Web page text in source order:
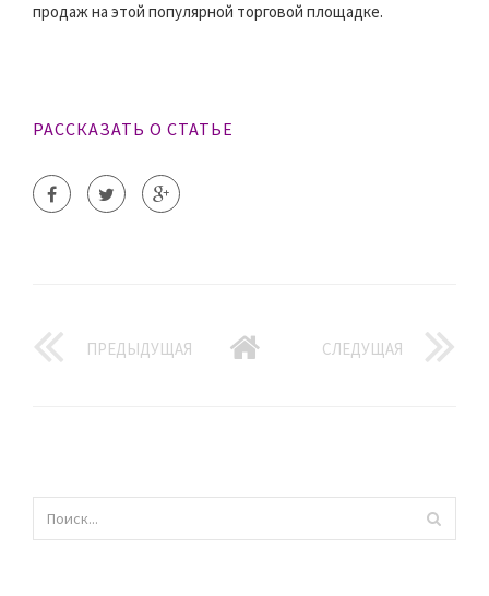
продаж на этой популярной торговой площадке.
РАССКАЗАТЬ О СТАТЬЕ
ПРЕДЫДУЩАЯ СЛЕДУЩАЯ